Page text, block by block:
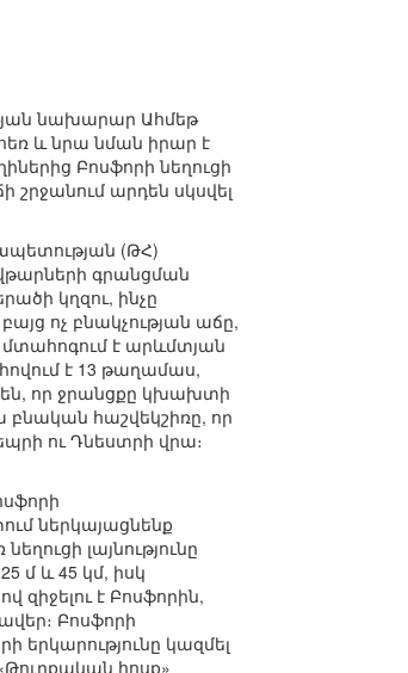
նախարար Ահմեթ
և նրա նման իրար է
Բոսֆորի նեղուցի
շրջանում արդեն սկսվել
(ԹՀ)
գրանցման
կղզու, ինչը
ոչ բնակչության աճը,
է արևմտյան
է 13 թաղամաս,
որ ջրանցքը կխախտի
հաշվեկշիռը, որ
ու Դնեստրի վրա։
ներկայացնենք
լայնությունը
մ և 45 կմ, իսկ
զիջելու է Բոսֆորին,
Բոսֆորի
երկարությունը կազմել
հոսք»